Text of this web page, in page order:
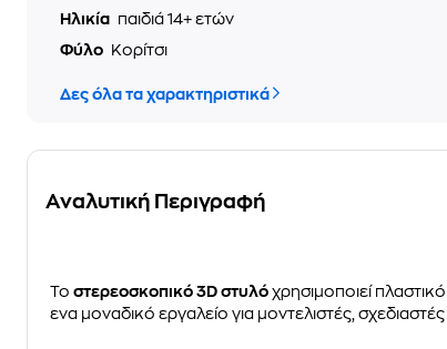
Ηλικία παιδιά 14+ ετών
Φύλο
Κορίτσι
Δες όλα τα χαρακτηριστικά
Αναλυτική Περιγραφή
Το στερεοσκοπικό 3D στυλό χρησιμοποιεί
ενα μοναδικό εργαλείο για μοντελιστές,